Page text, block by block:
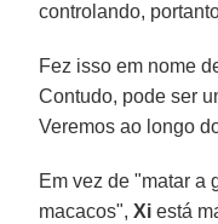
controlando,
Fez isso em nome
Contudo, pode ser
Veremos ao longo
Em vez de "matar a
macacos",Xi está